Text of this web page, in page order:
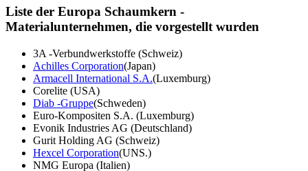
Liste der Europa Schaumkern -
Materialunternehmen, die vorgestellt wurden
3A -Verbundwerkstoffe (Schweiz)
Achilles Corporation(Japan)
Armacell International S.A.(Luxemburg)
Corelite (USA)
Diab -Gruppe(Schweden)
Euro-Kompositen S.A. (Luxemburg)
Evonik Industries AG (Deutschland)
Gurit Holding AG (Schweiz)
Hexcel Corporation(UNS.)
NMG Europa (Italien)